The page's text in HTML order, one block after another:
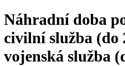
Náhradní doba
civilní služba (do
vojenská služba